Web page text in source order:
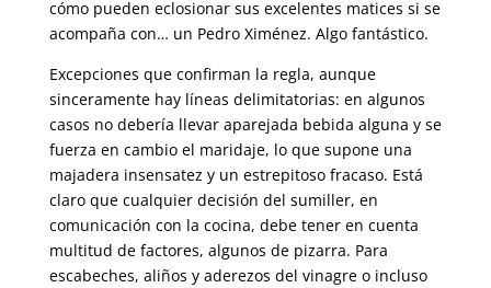
cómo pueden eclosionar sus excelentes matices si se
acompaña con… un Pedro Ximénez. Algo fantástico.
Excepciones que confirman la regla, aunque
sinceramente hay líneas delimitatorias: en algunos
casos no debería llevar aparejada bebida alguna y se
fuerza en cambio el maridaje, lo que supone una
majadera insensatez y un estrepitoso fracaso. Está
claro que cualquier decisión del sumiller, en
comunicación con la cocina, debe tener en cuenta
multitud de factores, algunos de pizarra. Para
escabeches, aliños y aderezos del vinagre o incluso